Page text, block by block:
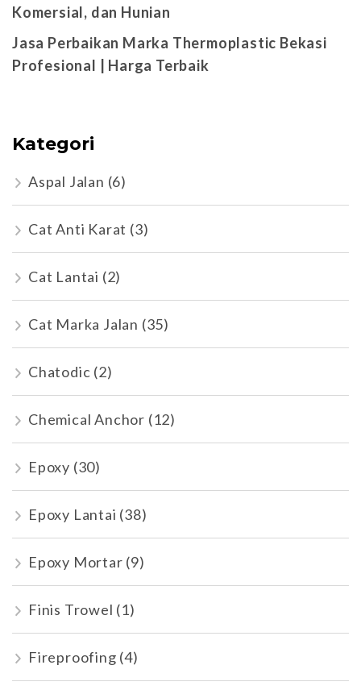
Komersial, dan Hunian
Jasa Perbaikan Marka Thermoplastic Bekasi
Profesional | Harga Terbaik
Kategori
Aspal Jalan (6)
Cat Anti Karat (3)
Cat Lantai (2)
Cat Marka Jalan (35)
Chatodic (2)
Chemical Anchor (12)
Epoxy (30)
Epoxy Lantai (38)
Epoxy Mortar (9)
Finis Trowel (1)
Fireproofing (4)